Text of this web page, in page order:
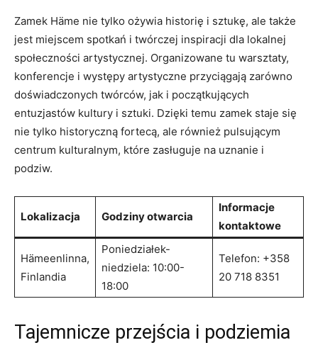
Zamek ⁣Häme nie ‍tylko ożywia‍ historię ‍i sztukę, ale także
jest miejscem ‌spotkań i twórczej inspiracji dla ‌lokalnej
społeczności artystycznej. Organizowane tu warsztaty,
konferencje i ​występy artystyczne przyciągają zarówno
doświadczonych twórców, jak i początkujących
entuzjastów kultury i‍ sztuki. Dzięki temu zamek staje się
‌nie ‍tylko historyczną fortecą, ale ‍również pulsującym
centrum kulturalnym, które zasługuje na uznanie i
podziw.
Lokalizacja Godziny otwarcia
Informacje‌
kontaktowe
Hämeenlinna,
Finlandia
Poniedziałek-
niedziela: 10:00-
18:00
Telefon: +358
20 718 ‍8351
Tajemnicze przejścia i podziemia